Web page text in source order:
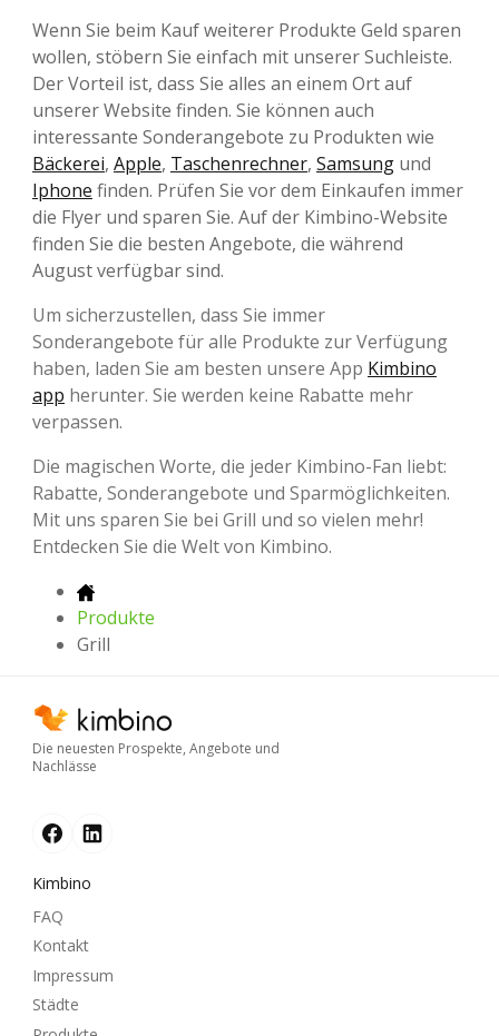
Wenn Sie beim Kauf weiterer Produkte Geld sparen
wollen, stöbern Sie einfach mit unserer Suchleiste.
Der Vorteil ist, dass Sie alles an einem Ort auf
unserer Website finden. Sie können auch
interessante Sonderangebote zu Produkten wie
Bäckerei, Apple, Taschenrechner, Samsung und
Iphone finden. Prüfen Sie vor dem Einkaufen immer
die Flyer und sparen Sie. Auf der Kimbino-Website
finden Sie die besten Angebote, die während
August verfügbar sind.
Um sicherzustellen, dass Sie immer
Sonderangebote für alle Produkte zur Verfügung
haben, laden Sie am besten unsere App Kimbino
app herunter. Sie werden keine Rabatte mehr
verpassen.
Die magischen Worte, die jeder Kimbino-Fan liebt:
Rabatte, Sonderangebote und Sparmöglichkeiten.
Mit uns sparen Sie bei Grill und so vielen mehr!
Entdecken Sie die Welt von Kimbino.
Produkte
Grill
Die neuesten Prospekte, Angebote und
Nachlässe
Kimbino
FAQ
Kontakt
Impressum
Städte